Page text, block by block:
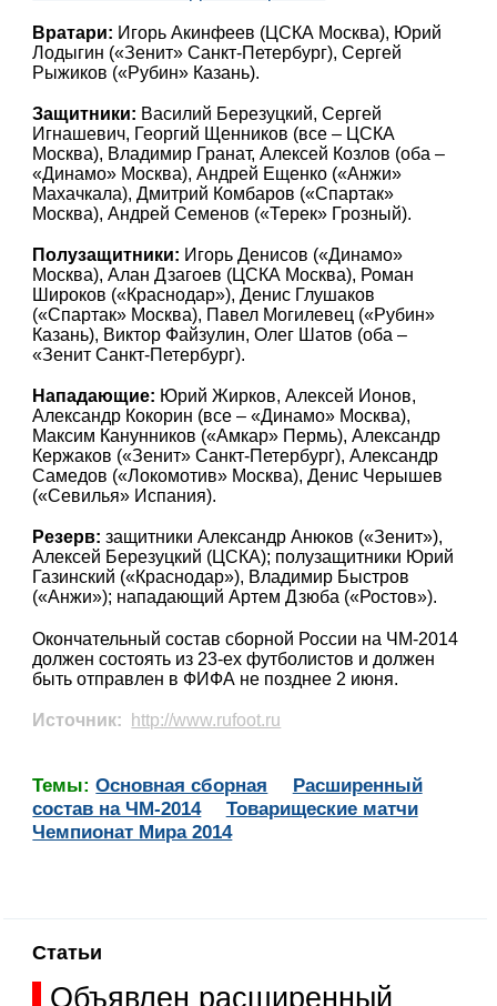
Вратари: Игорь Акинфеев (ЦСКА Москва), Юрий
Лодыгин («Зенит» Санкт-Петербург), Сергей
Рыжиков («Рубин» Казань).
Защитники: Василий Березуцкий, Сергей
Игнашевич, Георгий Щенников (все – ЦСКА
Москва), Владимир Гранат, Алексей Козлов (оба –
«Динамо» Москва), Андрей Ещенко («Анжи»
Махачкала), Дмитрий Комбаров («Спартак»
Москва), Андрей Семенов («Терек» Грозный).
Полузащитники: Игорь Денисов («Динамо»
Москва), Алан Дзагоев (ЦСКА Москва), Роман
Широков («Краснодар»), Денис Глушаков
(«Спартак» Москва), Павел Могилевец («Рубин»
Казань), Виктор Файзулин, Олег Шатов (оба –
«Зенит Санкт-Петербург).
Нападающие: Юрий Жирков, Алексей Ионов,
Александр Кокорин (все – «Динамо» Москва),
Максим Канунников («Амкар» Пермь), Александр
Кержаков («Зенит» Санкт-Петербург), Александр
Самедов («Локомотив» Москва), Денис Черышев
(«Севилья» Испания).
Резерв:защитники Александр Анюков («Зенит»),
Алексей Березуцкий (ЦСКА); полузащитники Юрий
Газинский («Краснодар»), Владимир Быстров
(«Анжи»); нападающий Артем Дзюба («Ростов»).
Окончательный состав сборной России на ЧМ-2014
должен состоять из 23-ех футболистов и должен
быть отправлен в ФИФА не позднее 2 июня.
Источник: http://www.rufoot.ru
Темы:Основная сборная
Расширенный
состав на ЧМ-2014
Товарищеские матчи
Чемпионат Мира 2014
Статьи
Объявлен расширенный